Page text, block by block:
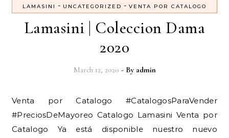
LAMASINI
- UNCATEGORIZED - VENTA POR CATALOGO
Lamasini | Coleccion Dama
2020
March 12, 2020 - By admin
Venta por Catalogo #CatalogosParaVender
#PreciosDeMayoreo Catalogo Lamasini Venta por
Catalogo Ya está disponible nuestro nuevo